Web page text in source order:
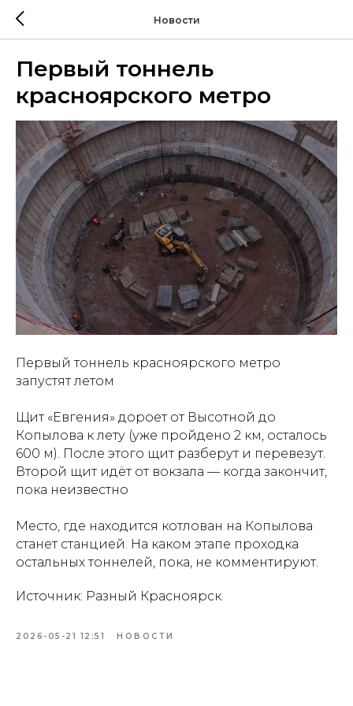
Новости
Первый тоннель
красноярского метро
Первый тоннель красноярского метро
запустят летом
Щит «Евгения» дороет от Высотной до
Копылова к лету (уже пройдено 2 км, осталось
600 м). После этого щит разберут и перевезут.
Второй щит идёт от вокзала — когда закончит,
пока неизвестно
Место, где находится котлован на Копылова
станет станцией. На каком этапе проходка
остальных тоннелей, пока, не комментируют.
Источник: Разный Красноярск
2026-05-21 12:51 НОВОСТИ